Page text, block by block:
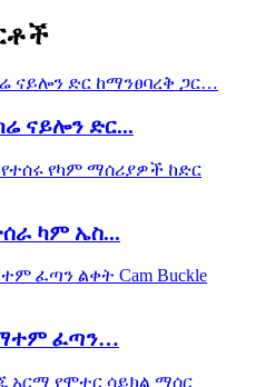
ናይሎን ድር...
ካም ኤስ...
ፈጣን…